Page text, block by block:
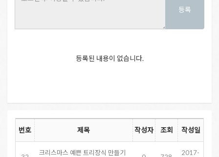
등록
등록된 내용이 없습니다.
번호 제목 작성자 조회 작성일
크리스마스 예쁜 트리장식 만들기
2017-